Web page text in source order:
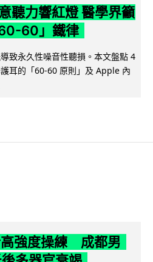
聽力響紅燈 醫學界籲
60」鐵律
致永久性噪音性聽損。本文盤點 4
耳的「60-60 原則」及 Apple 內
高強度操練 成都男